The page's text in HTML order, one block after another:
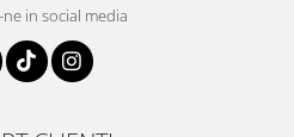
in social media